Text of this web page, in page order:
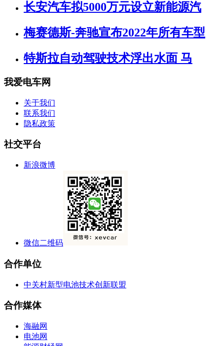
长安汽车拟5000万元设立新能源汽
梅赛德斯-奔驰宣布2022年所有车型
特斯拉自动驾驶技术浮出水面 马
我爱电车网
关于我们
联系我们
隐私政策
社交平台
新浪微博
微信二维码
合作单位
中关村新型电池技术创新联盟
合作媒体
海融网
电池网